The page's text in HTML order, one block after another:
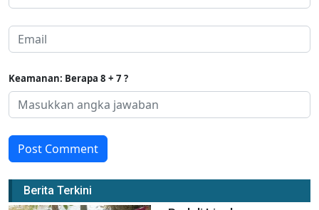
Keamanan: Berapa 8 + 7 ?
Post Comment
Berita Terkini